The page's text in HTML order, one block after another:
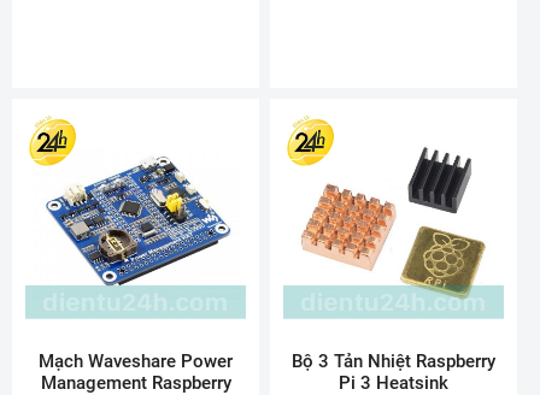
Mạch Waveshare Power
Management Raspberry
Bộ 3 Tản Nhiệt Raspberry
Pi 3 Heatsink